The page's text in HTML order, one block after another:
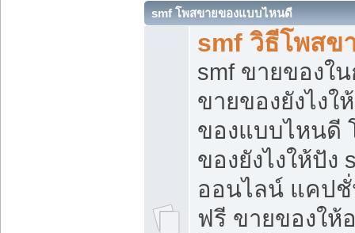
smf โพสขายของแบบไหนดี
smf วิธีโพสข
smf ขายของใ
ขายของยังไง
ของแบบไหนดี
ของยังไงให้ปั
ออนไลน์ แคป
ฟรี ขายของให้